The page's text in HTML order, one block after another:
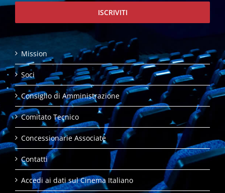
ISCRIVITI
Mission
Soci
Consiglio di Amministrazione
Comitato Tecnico
Concessionarie Associate
Contatti
Accedi ai dati sul Cinema Italiano